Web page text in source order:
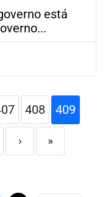
está
408 409
› »